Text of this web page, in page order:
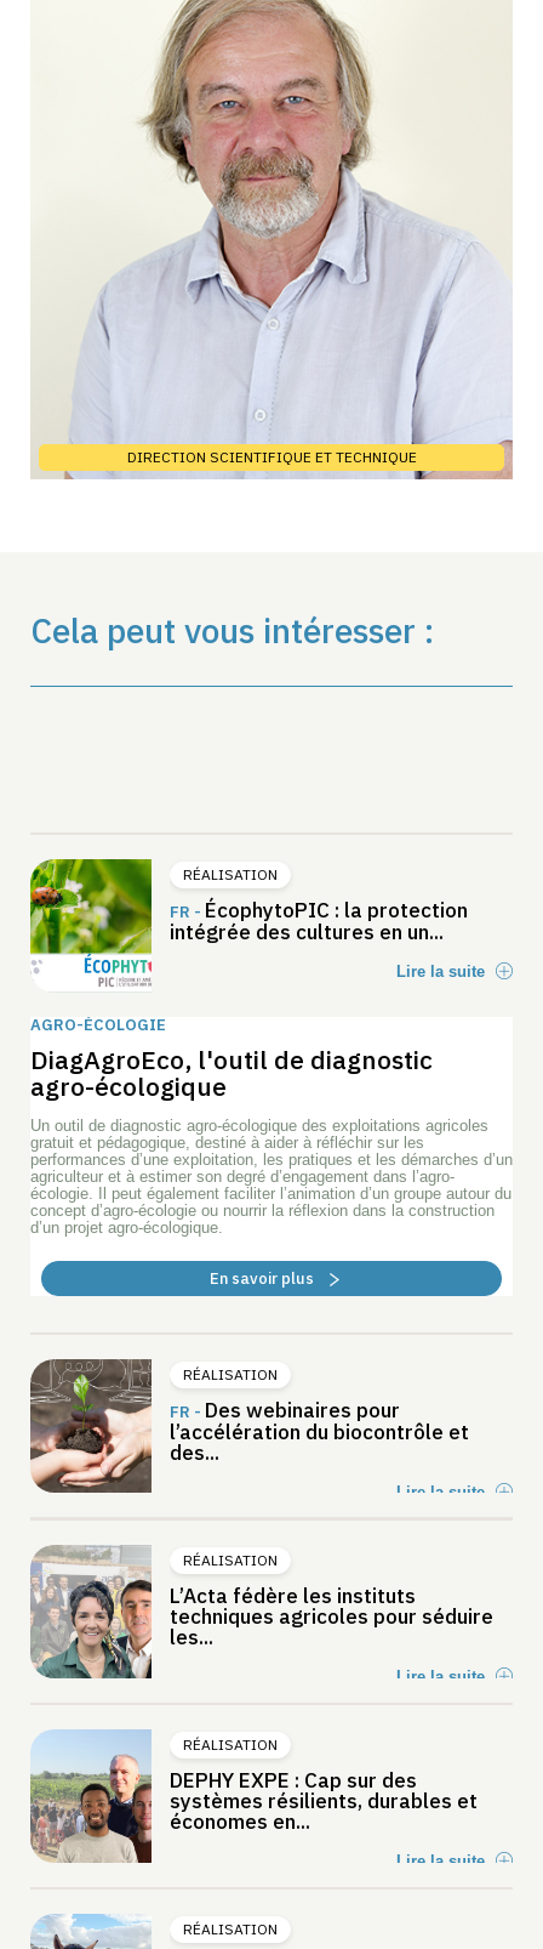
DIRECTION SCIENTIFIQUE ET TECHNIQUE
Cela peut vous intéresser :
RÉALISATION
FR - ÉcophytoPIC : la protection
intégrée des cultures en un...
Lire la suite
AGRO-ÉCOLOGIE
DiagAgroEco, l'outil de diagnostic
agro-écologique
Un outil de diagnostic agro-écologique des exploitations agricoles
gratuit et pédagogique, destiné à aider à réfléchir sur les
performances d’une exploitation, les pratiques et les démarches d’un
agriculteur et à estimer son degré d’engagement dans l’agro-
écologie. Il peut également faciliter l’animation d’un groupe autour du
concept d’agro-écologie ou nourrir la réflexion dans la construction
d’un projet agro-écologique.
En savoir plus
RÉALISATION
FR - Des webinaires pour
l’accélération du biocontrôle et
des...
Lire la suite
RÉALISATION
L’Acta fédère les instituts
techniques agricoles pour séduire
les...
Lire la suite
RÉALISATION
DEPHY EXPE : Cap sur des
systèmes résilients, durables et
économes en...
Lire la suite
RÉALISATION